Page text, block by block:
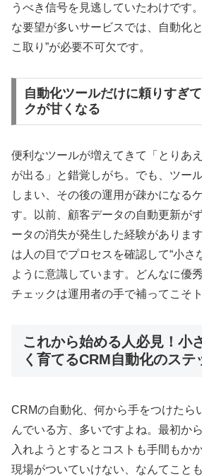
うべき信号を見逃していたわけです
な要望が多いサービスでは、自動化
こ取り”が必要不可欠です。
自動化ツールだけに頼りすぎ
クが甘くなる
便利なツールが増えてきて「とりあ
が出る」と錯覚しがち。でも、ツー
しまい、その後の運用が疎かになる
す。以前、顧客データの自動更新が
ータの消失が発生した経験がありま
は人の目でプロセスを確認して“小さ
ように意識しています。どんなに優
チェックは運用者の手で補ってこそ
これから始める人必見！小
く育てるCRM自動化のステ
CRMの自動化、何から手をつけた
んでいる方、多いですよね。最初か
入れようとするとコストも手間もか
現場がついていけない、なんてこと